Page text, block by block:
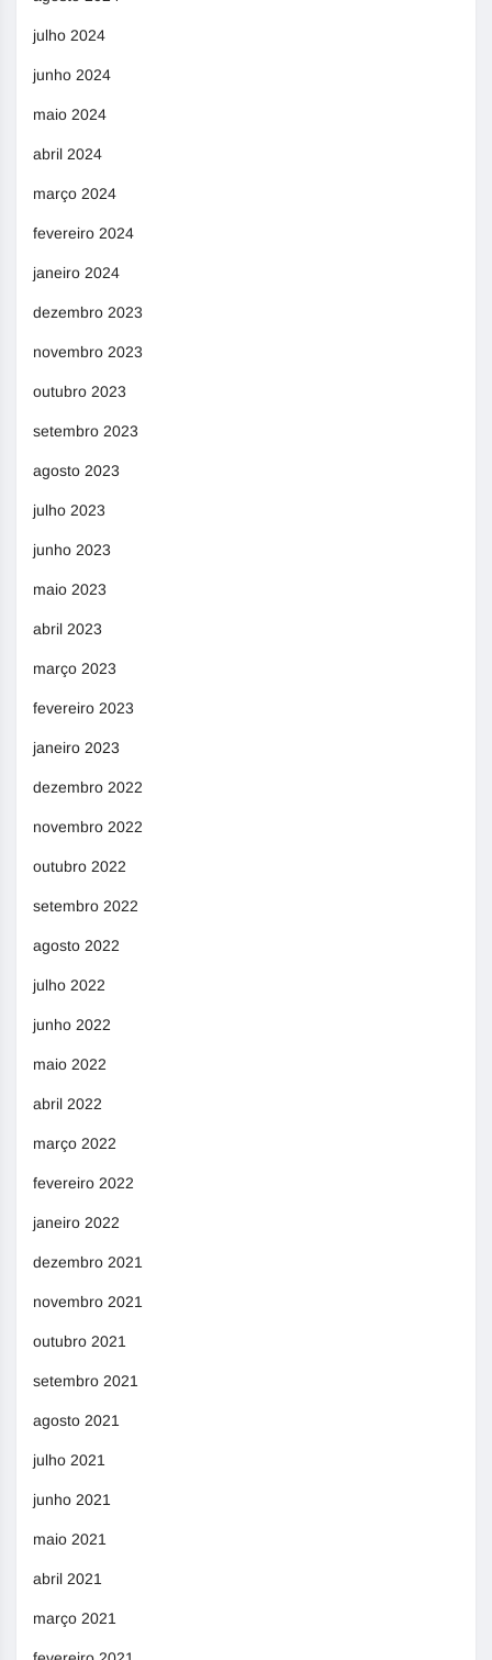
julho 2024
junho 2024
maio 2024
abril 2024
março 2024
fevereiro 2024
janeiro 2024
dezembro 2023
novembro 2023
outubro 2023
setembro 2023
agosto 2023
julho 2023
junho 2023
maio 2023
abril 2023
março 2023
fevereiro 2023
janeiro 2023
dezembro 2022
novembro 2022
outubro 2022
setembro 2022
agosto 2022
julho 2022
junho 2022
maio 2022
abril 2022
março 2022
fevereiro 2022
janeiro 2022
dezembro 2021
novembro 2021
outubro 2021
setembro 2021
agosto 2021
julho 2021
junho 2021
maio 2021
abril 2021
março 2021